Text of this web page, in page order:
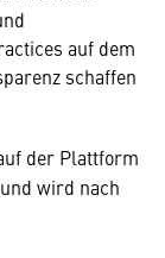
auf dem
schaffen
der Plattform
wird nach